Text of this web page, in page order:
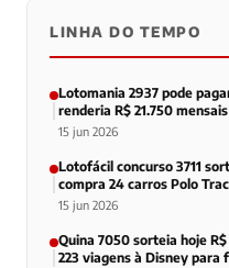
LINHA DO TEMPO
Lotomania 2937 pode
renderia R$ 21.750
15 jun 2026
Lotofácil concurso 3711
compra 24 carros Polo
15 jun 2026
Quina 7050 sorteia hoje
223 viagens à Disney para